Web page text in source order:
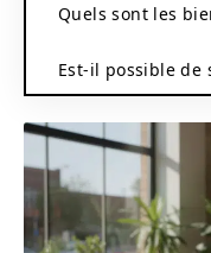
Quels sont les
Est-il possible de